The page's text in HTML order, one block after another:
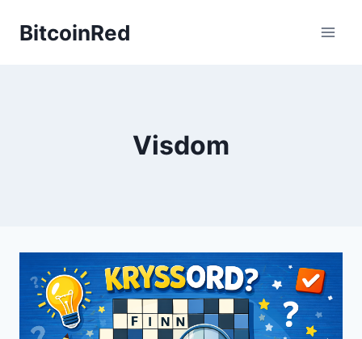
BitcoinRed
Visdom